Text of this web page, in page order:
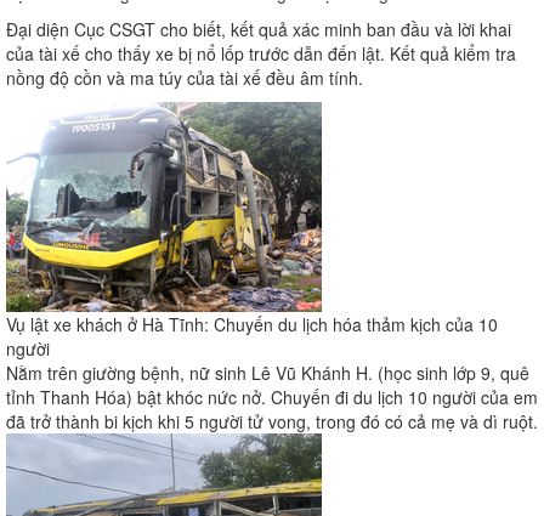
Đại diện Cục CSGT cho biết, kết quả xác minh ban đầu và lời khai
của tài xế cho thấy xe bị nổ lốp trước dẫn đến lật. Kết quả kiểm tra
nồng độ cồn và ma túy của tài xế đều âm tính.
Vụ lật xe khách ở Hà Tĩnh: Chuyến du lịch hóa thảm kịch của 10
người
Nằm trên giường bệnh, nữ sinh Lê Vũ Khánh H. (học sinh lớp 9, quê
tỉnh Thanh Hóa) bật khóc nức nở. Chuyến đi du lịch 10 người của em
đã trở thành bi kịch khi 5 người tử vong, trong đó có cả mẹ và dì ruột.